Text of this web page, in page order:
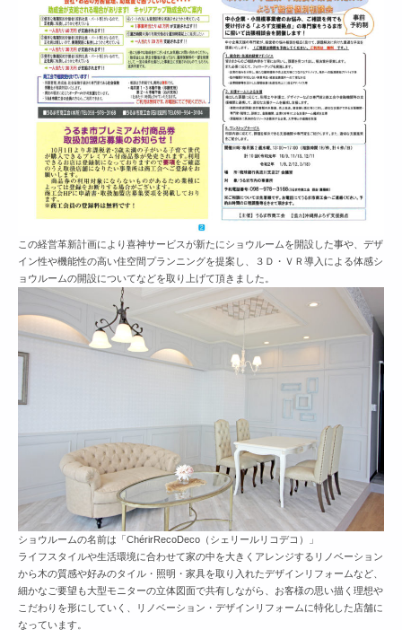
この経営革新計画により喜神サービスが新たにショウルームを開設した事や、デザ
イン性や機能性の高い住空間プランニングを提案し、３Ｄ・ＶＲ導入による体感シ
ョウルームの開設についてなどを取り上げて頂きました。
ショウルームの名前は「ChérirRecoDeco（シェリールリコデコ）」
ライフスタイルや生活環境に合わせて家の中を大きくアレンジするリノベーション
から木の質感や好みのタイル・照明・家具を取り入れたデザインリフォームなど、
細かなご要望も大型モニターの立体図面で共有しながら、お客様の思い描く理想や
こだわりを形にしていく、リノベーション・デザインリフォームに特化した店舗に
なっています。